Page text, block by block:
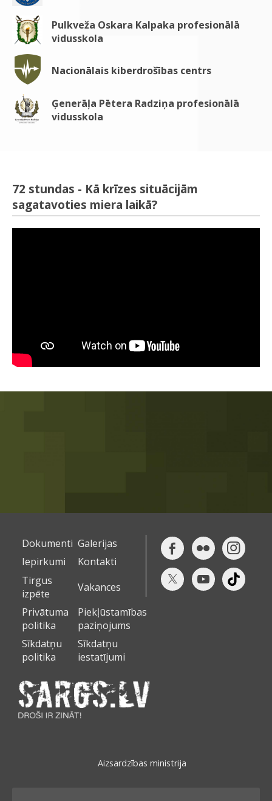
Pulkveža Oskara Kalpaka profesionālā
vidusskola
Nacionālais kiberdrošības centrs
Ģenerāļa Pētera Radziņa profesionālā
vidusskola
72 stundas - Kā krīzes situācijām
sagatavoties miera laikā?
Dokumenti Galerijas
Iepirkumi
Kontakti
Tirgus
izpēte
Vakances
Privātuma
politika
Piekļūstamības
paziņojums
Sīkdatņu
politika
Sīkdatņu
iestatījumi
Aizsardzības ministrija